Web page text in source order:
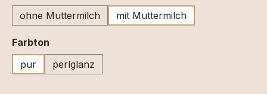
ohne Muttermilch
mit Muttermilch
Farbton
pur
perlglanz